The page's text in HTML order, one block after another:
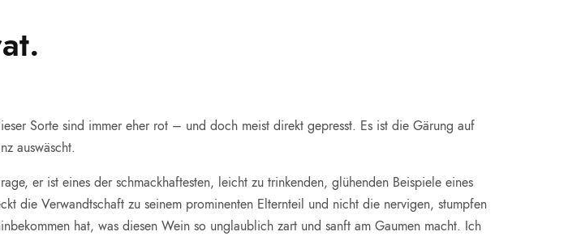
Sorte sind immer eher rot – und doch meist direkt gepresst. Es ist die Gärung auf
auswäscht.
er ist eines der schmackhaftesten, leicht zu trinkenden, glühenden Beispiele eines
die Verwandtschaft zu seinem prominenten Elternteil und nicht die nervigen, stumpfen
hat, was diesen Wein so unglaublich zart und sanft am Gaumen macht. Ich